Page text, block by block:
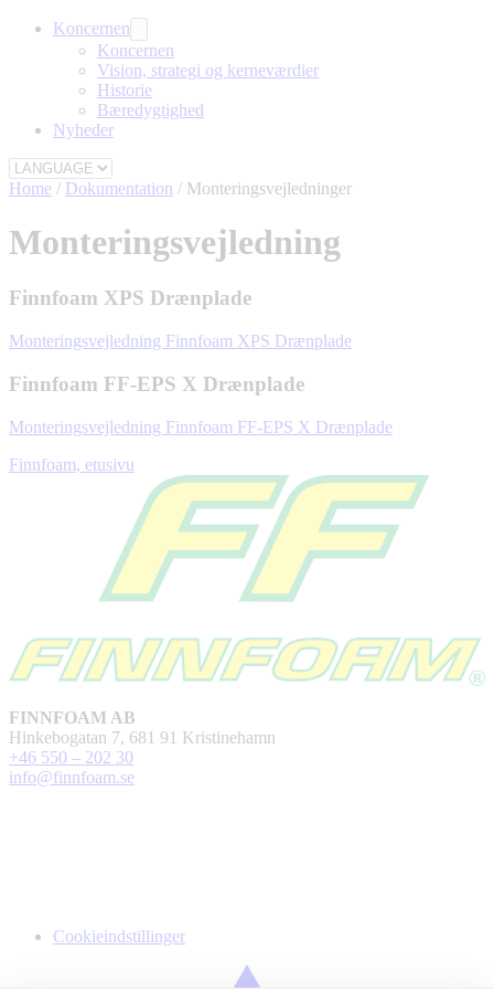
Koncernen
Koncernen
Vision, strategi og kerneværdier
Historie
Bæredygtighed
Nyheder
Home / Dokumentation / Monteringsvejledninger
Monteringsvejledning
Finnfoam XPS Drænplade
Monteringsvejledning Finnfoam XPS Drænplade
Finnfoam FF-EPS X Drænplade
Monteringsvejledning Finnfoam FF-EPS X Drænplade
Finnfoam, etusivu
FINNFOAM AB
Hinkebogatan 7, 681 91 Kristinehamn
+46 550 – 202 30
info@finnfoam.se
Cookieindstillinger